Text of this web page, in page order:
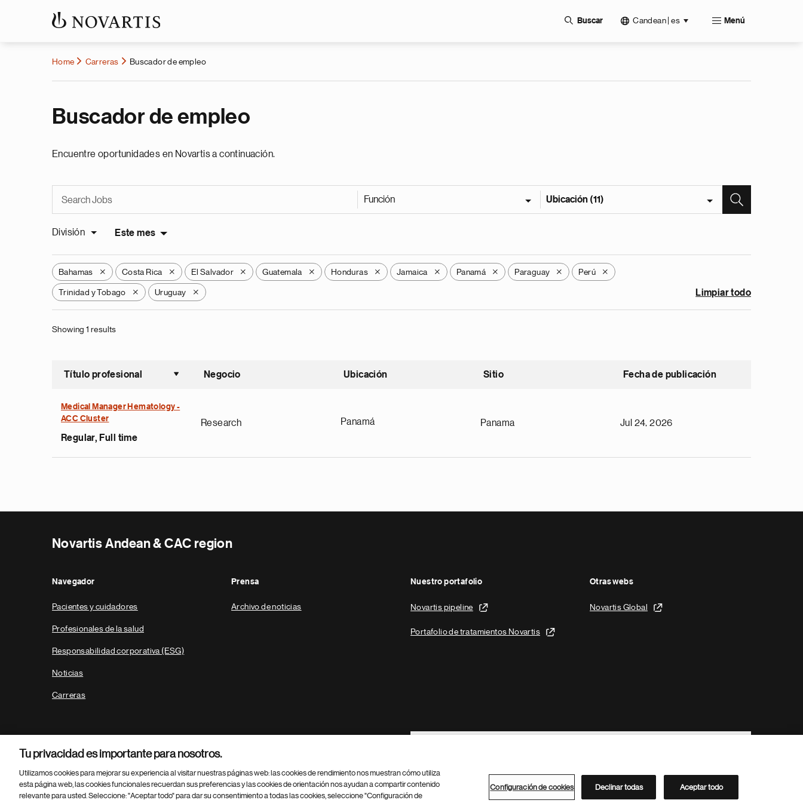
Buscar Candean | es Menú
Home Carreras Buscador de empleo
Buscador de empleo
Encuentre oportunidades en Novartis a continuación.
Función Ubicación (11)
División Este mes
Bahamas X Costa Rica X El Salvador X Guatemala X Honduras X Jamaica X Panamá X Paraguay X Perú X
Trinidad y Tobago X Uruguay X Limpiar todo
Showing 1 results
Título profesional
Ordenar ascendente
Negocio Ubicación Sitio Fecha de publicación
Medical Manager Hematology -
ACC Cluster
Regular, Full time
Research Panamá Panama Jul 24, 2026
Novartis Andean & CAC region
Navegador
Pacientes y cuidadores
Profesionales de la salud
Responsabilidad corporativa (ESG)
Noticias
Carreras
Prensa
Archivo de noticias
Nuestro portafolio
Novartis pipeline
Portafolio de tratamientos Novartis
Otras webs
Novartis Global
Footer Site Search
Parte
© 2026 Novartis AG Directorio de Novartis
Tu privacidad es importante para nosotros.
Utilizamos cookies para mejorar su experiencia al visitar nuestras páginas web: las cookies de rendimiento nos muestran cómo utiliza
esta página web, las cookies funcionales recuerdan sus preferencias y las cookies de orientación nos ayudan a compartir contenido
relevante para usted. Seleccione: "Aceptar todo" para dar su consentimiento a todas las cookies, seleccione "Configuración de
Configuración de cookies Declinar todas Aceptar todo